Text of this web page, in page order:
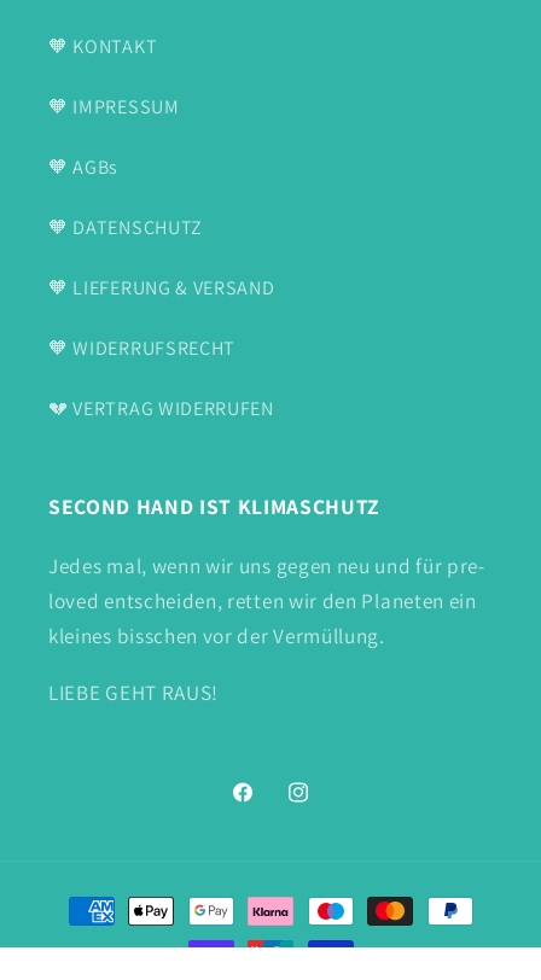
🧡 KONTAKT
🧡 IMPRESSUM
🧡 AGBs
🧡 DATENSCHUTZ
🧡 LIEFERUNG & VERSAND
🧡 WIDERRUFSRECHT
💔 VERTRAG WIDERRUFEN
SECOND HAND IST KLIMASCHUTZ
Jedes mal, wenn wir uns gegen neu und für pre-
loved entscheiden, retten wir den Planeten ein
kleines bisschen vor der Vermüllung.
LIEBE GEHT RAUS!
FacebookInstagram
Zahlungsmethoden